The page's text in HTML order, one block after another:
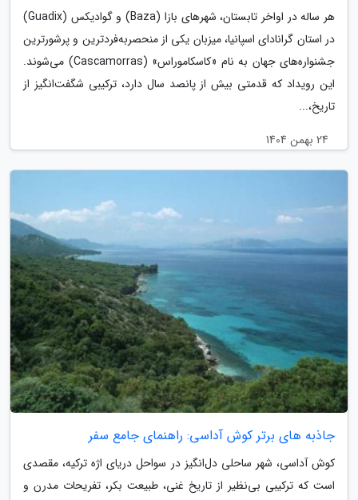
هر ساله در اواخر تابستان، شهرهای بازا (Baza) و گوادیکس (Guadix)
در استان گرانادای اسپانیا، میزبان یکی از منحصربه‌فردترین و پرشورترین
جشنواره‌های جهان به نام «کاسکاموراس» (Cascamorras) می‌شوند.
این رویداد که قدمتی بیش از پانصد سال دارد، ترکیبی شگفت‌انگیز از
تاریخ،...
24 بهمن 1404
جاذبه های برتر کوش آداسی: راهنمای جامع سفر
کوش آداسی، شهر ساحلی دل‌انگیز در سواحل دریای اژه ترکیه، مقصدی
است که ترکیبی بی‌نظیر از تاریخ غنی، طبیعت بکر، تفریحات مدرن و